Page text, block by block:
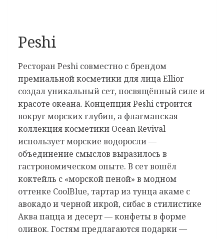
Peshi
Ресторан Peshi совместно с брендом
премиальной косметики для лица Ellior
создал уникальный сет, посвящённый силе и
красоте океана. Концепция Peshi строится
вокруг морских глубин, а флагманская
коллекция косметики Ocean Revival
использует морские водоросли —
объединение смыслов выразилось в
гастрономическом опыте. В сет вошёл
коктейль с «морской пеной» в модном
оттенке CoolBlue, тартар из тунца акаме с
авокадо и черной икрой, сибас в стилистике
Аква пацца и десерт — конфеты в форме
оливок. Гостям предлагаются подарки —